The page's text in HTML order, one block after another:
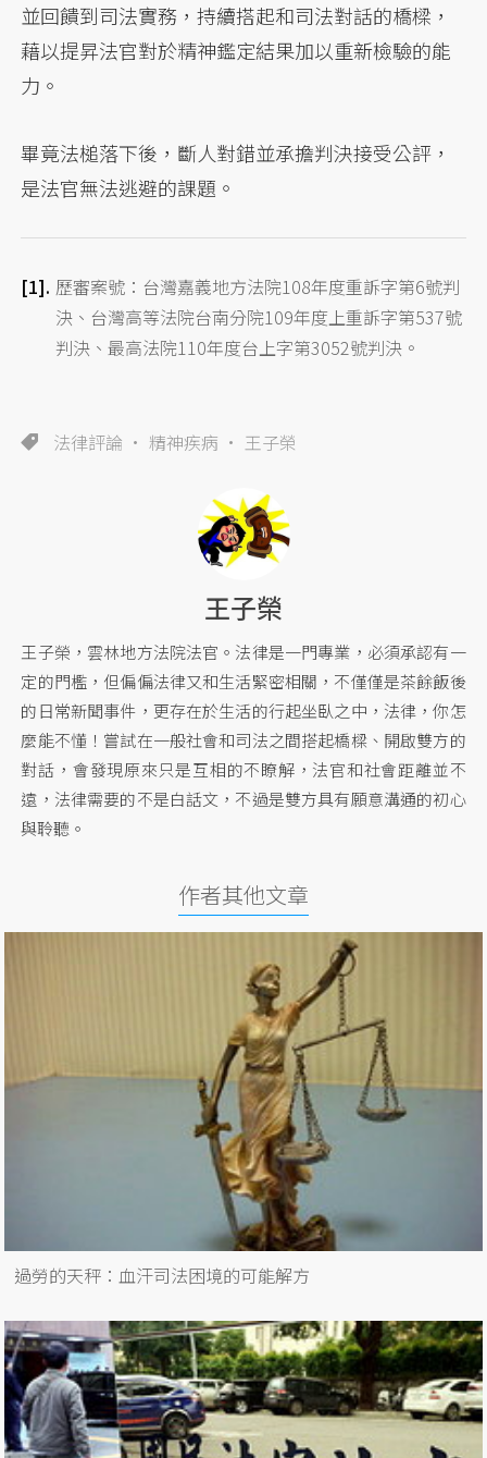
並回饋到司法實務，持續搭起和司法對話的橋樑，
藉以提昇法官對於精神鑑定結果加以重新檢驗的能
力。
畢竟法槌落下後，斷人對錯並承擔判決接受公評，
是法官無法逃避的課題。
歷審案號：台灣嘉義地方法院108年度重訴字第6號判
決、台灣高等法院台南分院109年度上重訴字第537號
判決、最高法院110年度台上字第3052號判決。
法律評論 精神疾病 王子榮
王子榮
王子榮，雲林地方法院法官。法律是一門專業，必須承認有一
定的門檻，但偏偏法律又和生活緊密相關，不僅僅是茶餘飯後
的日常新聞事件，更存在於生活的行起坐臥之中，法律，你怎
麼能不懂！嘗試在一般社會和司法之間搭起橋樑、開啟雙方的
對話，會發現原來只是互相的不瞭解，法官和社會距離並不
遠，法律需要的不是白話文，不過是雙方具有願意溝通的初心
與聆聽。
作者其他文章
過勞的天秤：血汗司法困境的可能解方